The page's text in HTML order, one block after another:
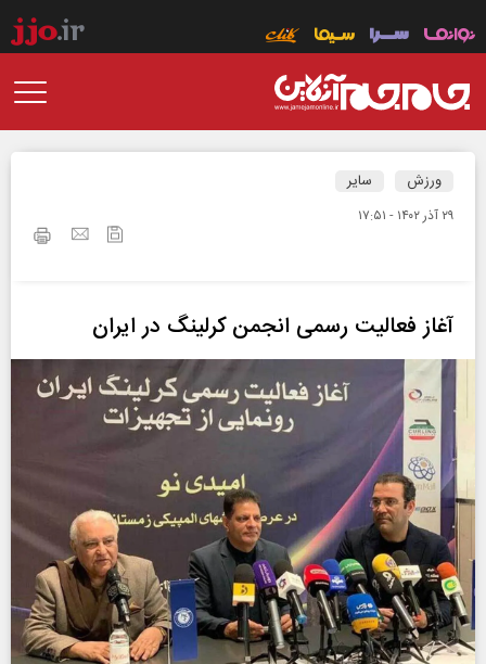
ورزش سایر
۲۹ آذر ۱۴۰۲ - ۱۷:۵۱
آغاز فعالیت رسمی انجمن کرلینگ در ایران